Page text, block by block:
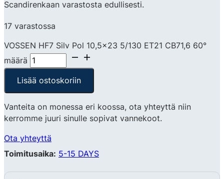
Scandirenkaan varastosta edullisesti.
17 varastossa
VOSSEN HF7 Silv Pol 10,5x23 5/130 ET21 CB71,6 60°
määrä
Lisää ostoskoriin
Vanteita on monessa eri koossa, ota yhteyttä niin
kerromme juuri sinulle sopivat vannekoot.
Ota yhteyttä
Toimitusaika: 5-15 DAYS